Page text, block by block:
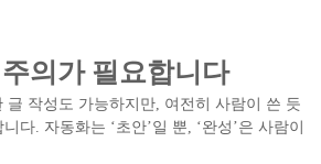
의가 필요합니다
글 작성도 가능하지만, 여전히 사람이 쓴 듯
다. 자동화는 ‘초안’일 뿐, ‘완성’은 사람이